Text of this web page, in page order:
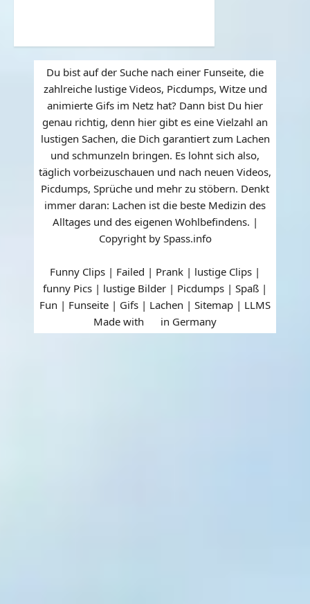
Du bist auf der Suche nach einer Funseite, die
zahlreiche lustige Videos, Picdumps, Witze und
animierte Gifs im Netz hat? Dann bist Du hier
genau richtig, denn hier gibt es eine Vielzahl an
lustigen Sachen, die Dich garantiert zum Lachen
und schmunzeln bringen. Es lohnt sich also,
täglich vorbeizuschauen und nach neuen Videos,
Picdumps, Sprüche und mehr zu stöbern. Denkt
immer daran: Lachen ist die beste Medizin des
Alltages und des eigenen Wohlbefindens. |
Copyright by Spass.info
Funny Clips | Failed | Prank | lustige Clips |
funny Pics | lustige Bilder | Picdumps | Spaß |
Fun | Funseite | Gifs | Lachen | Sitemap | LLMS
Made with
in Germany